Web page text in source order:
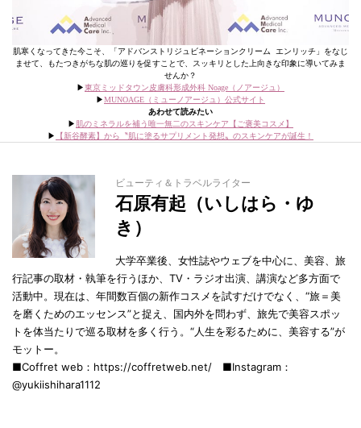
肌寒くなってきた今こそ、「アドバンストリジュビネーションクリーム エンリッチ」をなじ
ませて、もたつきがちな肌の巡りを促すことで、スッキリとした上向きな印象に導いてみま
せんか？
▶︎東京ミッドタウン皮膚科形成外科 Noage（ノアージュ）
▶︎MUNOAGE（ミューノアージュ）公式サイト
あわせて読みたい
▶︎ 肌のミネラルを補う唯一無二のスキンケア【ご褒美コスメ】
▶︎
【新谷酵素】から〝肌に塗るサプリメント発想〟のスキンケアが誕生！
ビューティ＆トラベルライター
石原有起（いしはら・ゆ
き）
大学卒業後、女性誌やウェブを中心に、美容、旅
行記事の取材・執筆を行うほか、TV・ラジオ出演、講演など多方面で
活動中。現在は、年間数百個の新作コスメを試すだけでなく、“旅＝美
を磨くためのエッセンス”と捉え、国内外を問わず、旅先で美容スポッ
トを体当たりで巡る取材を多く行う。“人生を彩るために、美容する”が
モットー。
■Coffret web：https://coffretweb.net/ ■Instagram：
@yukiishihara1112